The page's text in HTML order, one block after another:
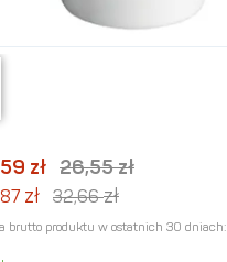
zł 26,55zł
zł 32,66zł
brutto produktu w ostatnich 30 dniach: